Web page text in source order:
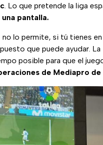
. Lo que pretende la liga
pantalla.
no lo permite, si tú tienes
que puede ayudar.
posible para que el
de Mediapro de